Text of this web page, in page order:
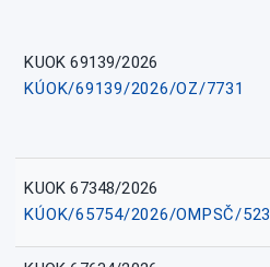
KUOK 69139/2026
KÚOK/69139/2026/OZ/7731
KUOK 67348/2026
KÚOK/65754/2026/OMPSČ/523